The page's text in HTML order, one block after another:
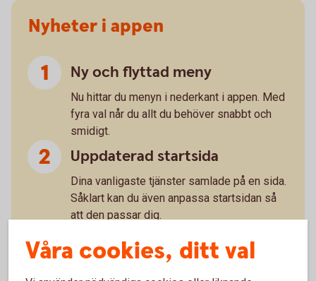
Nyheter i appen
Ny och flyttad meny
Nu hittar du menyn i nederkant i appen. Med
fyra val når du allt du behöver snabbt och
smidigt.
Uppdaterad startsida
Dina vanligaste tjänster samlade på en sida.
Såklart kan du även anpassa startsidan så
att den passar dig.
Din ekonomi – flyttad och
uppfräschad
Våra cookies, ditt val